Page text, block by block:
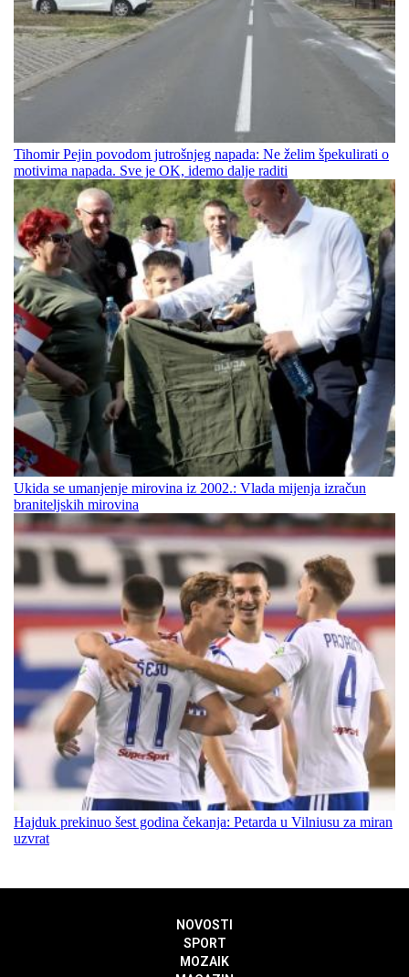
Tihomir Pejin povodom jutrošnjeg napada: Ne želim špekulirati o
motivima napada. Sve je OK, idemo dalje raditi
Ukida se umanjenje mirovina iz 2002.: Vlada mijenja izračun
braniteljskih mirovina
Hajduk prekinuo šest godina čekanja: Petarda u Vilniusu za miran
uzvrat
NOVOSTI
SPORT
MOZAIK